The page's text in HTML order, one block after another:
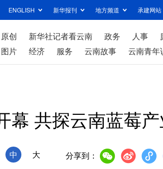
ENGLISH 新华报刊 地方频道 承建网站
原创 新华社记者看云南 政务 人事
图片 经济 服务 云南故事 云南青年
幕 共探云南蓝莓
中 大 分享到：